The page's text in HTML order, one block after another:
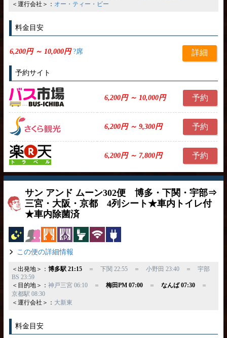
＜運行会社＞： オー・ティー・ビー
料金目安
6,200円 ～ 10,000円?席 詳細
予約サイト
6,200円 ～ 10,000円 予約
6,200円 ～ 9,300円 予約
6,200円 ～ 7,800円 予約
サン アンド ムーン302便 博多・下関・宇部⇒
三宮・大阪・京都 4列シート★車内トイレ付
★車内除菌済
夜行バス女性安心カーテンパーソナルカーテン
トイレ付無線LAN
この便の詳細情報
＜出発地＞： 博多駅 21:15＝ 下関 22:55 ＝ 小野田 23:40 ＝ 宇部
BS 23:59
＜目的地＞： 神戸三宮 06:10 ＝ 梅田PM 07:00＝ なんば 07:30＝
京都駅 08:30
＜運行会社＞： 大新東
料金目安